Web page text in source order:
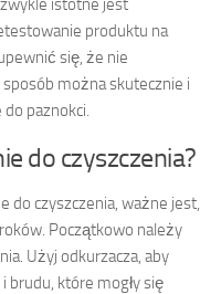
istotne jest
produktu na
się, że nie
można skutecznie i
paznokci.
do czyszczenia?
do czyszczenia, ważne jest,
Początkowo należy
Użyj odkurzacza, aby
brudu, które mogły się